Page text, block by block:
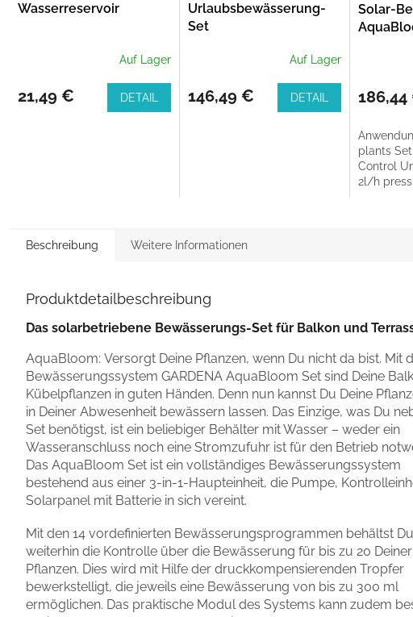
Wasserreservoir
Auf Lager
21,49 € DETAIL
Urlaubsbewässerung-
Set
Auf Lager
146,49 € DETAIL
Solar-
186,44
plants
Control
2l/h
Beschreibung Weitere Informationen
Produktdetailbeschreibung
Das solarbetriebene Bewässerungs-Set für Balkon und
AquaBloom: Versorgt Deine Pflanzen, wenn Du nicht da bist. Mit
Bewässerungssystem GARDENA AquaBloom Set sind Deine
Kübelpflanzen in guten Händen. Denn nun kannst Du Deine
in Deiner Abwesenheit bewässern lassen. Das Einzige, was Du
Set benötigst, ist ein beliebiger Behälter mit Wasser – weder ein
Wasseranschluss noch eine Stromzufuhr ist für den Betrieb
Das AquaBloom Set ist ein vollständiges Bewässerungssystem
bestehend aus einer 3-in-1-Haupteinheit, die Pumpe,
Solarpanel mit Batterie in sich vereint.
Mit den 14 vordefinierten Bewässerungsprogrammen behältst
weiterhin die Kontrolle über die Bewässerung für bis zu 20
Pflanzen. Dies wird mit Hilfe der druckkompensierenden Tropfer
bewerkstelligt, die jeweils eine Bewässerung von bis zu 300 ml
ermöglichen. Das praktische Modul des Systems kann zudem